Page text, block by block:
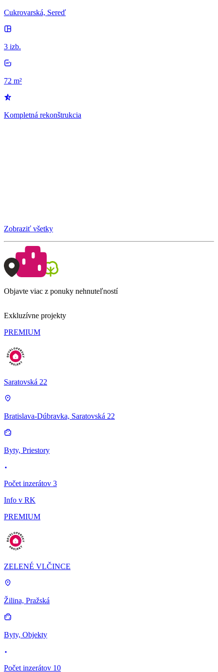
Cukrovarská, Sereď
3 izb.
72 m²
Kompletná rekonštrukcia
Zobraziť všetky
Objavte viac z ponuky nehnuteľností
Exkluzívne projekty
PREMIUM
Saratovská 22
Bratislava-Dúbravka, Saratovská 22
Byty, Priestory
Počet inzerátov 3
Info v RK
PREMIUM
ZELENÉ VLČINCE
Žilina, Pražská
Byty, Objekty
Počet inzerátov 10